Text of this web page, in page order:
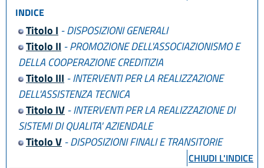
INDICE
Titolo I - DISPOSIZIONI GENERALI
Titolo II - PROMOZIONE DELL'ASSOCIAZIONISMO E
DELLA COOPERAZIONE CREDITIZIA
Titolo III - INTERVENTI PER LA REALIZZAZIONE
DELL'ASSISTENZA TECNICA
Titolo IV- INTERVENTI PER LA REALIZZAZIONE DI
SISTEMI DI QUALITA' AZIENDALE
Titolo V- DISPOSIZIONI FINALI E TRANSITORIE
CHIUDI L'INDICE